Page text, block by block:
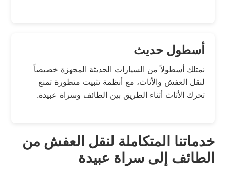
أسطول حديث
نمتلك أسطولاً من السيارات الحديثة المجهزة خصيصاً
لنقل العفش والأثاث، مع أنظمة تثبيت متطورة تمنع
تحرك الأثاث أثناء الطريق بين الطائف وسراة عبيدة.
خدماتنا المتكاملة لنقل العفش من
الطائف إلى سراة عبيدة